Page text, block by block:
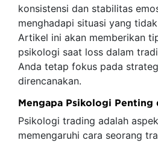
konsistensi dan stabilitas
menghadapi situasi yang
Artikel ini akan memberikan
psikologi saat loss dalam
Anda tetap fokus pada
direncanakan.
Mengapa Psikologi Penting
Psikologi trading adalah
memengaruhi cara seorang